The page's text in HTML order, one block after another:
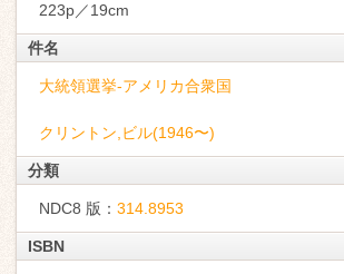
223p／19cm
件名
大統領選挙-アメリカ合衆国
クリントン,ビル(1946〜)
分類
NDC8 版： 314.8953
ISBN